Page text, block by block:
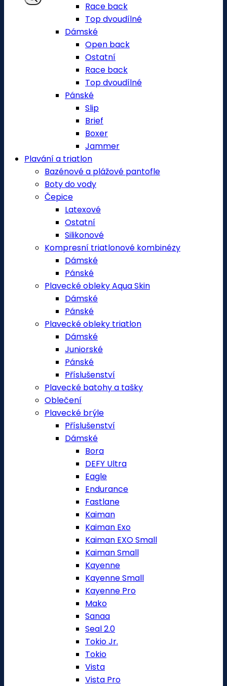
Race back
Top dvoudílné
Dámské
Open back
Ostatní
Race back
Top dvoudílné
Pánské
Slip
Brief
Boxer
Jammer
Plavání a triatlon
Bazénové a plážové pantofle
Boty do vody
Čepice
Latexové
Ostatní
Silikonové
Kompresní triatlonové kombinézy
Dámské
Pánské
Plavecké obleky Aqua Skin
Dámské
Pánské
Plavecké obleky triatlon
Dámské
Juniorské
Pánské
Příslušenství
Plavecké batohy a tašky
Oblečení
Plavecké brýle
Příslušenství
Dámské
Bora
DEFY Ultra
Eagle
Endurance
Fastlane
Kaiman
Kaiman Exo
Kaiman EXO Small
Kaiman Small
Kayenne
Kayenne Small
Kayenne Pro
Mako
Sanaa
Seal 2.0
Tokio Jr.
Tokio
Vista
Vista Pro